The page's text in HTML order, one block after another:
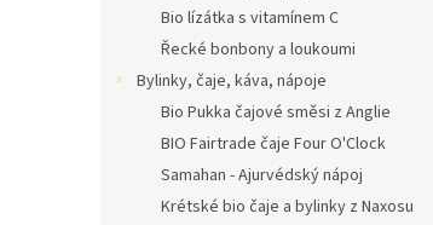
Bio lízátka s vitamínem C
Řecké bonbony a loukoumi
Bylinky, čaje, káva, nápoje
Bio Pukka čajové směsi z Anglie
BIO Fairtrade čaje Four O'Clock
Samahan - Ajurvédský nápoj
Krétské bio čaje a bylinky z Naxosu